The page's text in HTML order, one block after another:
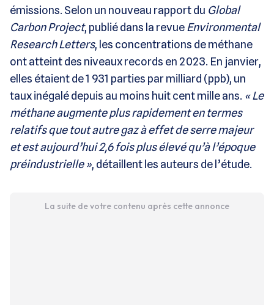
émissions. Selon un nouveau rapport du Global
Carbon Project, publié dans la revue Environmental
Research Letters, les concentrations de méthane
ont atteint des niveaux records en 2023. En janvier,
elles étaient de 1 931 parties par milliard (ppb), un
taux inégalé depuis au moins huit cent mille ans. « Le
méthane augmente plus rapidement en termes
relatifs que tout autre gaz à effet de serre majeur
et est aujourd’hui 2,6 fois plus élevé qu’à l’époque
préindustrielle », détaillent les auteurs de l’étude.
La suite de votre contenu après cette annonce